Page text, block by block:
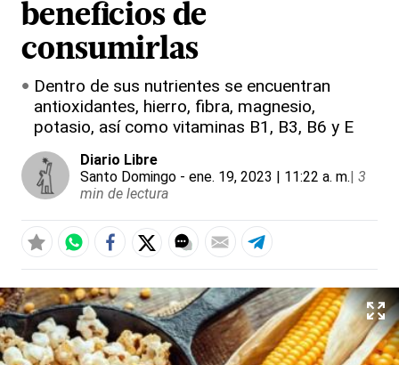
beneficios de
consumirlas
Dentro de sus nutrientes se encuentran
antioxidantes, hierro, fibra, magnesio,
potasio, así como vitaminas B1, B3, B6 y E
Diario Libre
Santo Domingo - ene. 19, 2023 | 11:22 a. m.| 3
min de lectura